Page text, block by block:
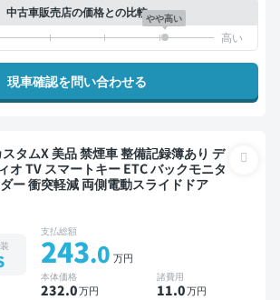
中古車販売店の価格との比較やや高い
現車確認を問い合わせる
備記録簿あり デ
オ TV スマートキー ETC バックモニタ
ー 衝突軽減 両側電動スライドドア
支払総額
243.0 万円
本体価格
232.0万円
諸費用
11.0万円